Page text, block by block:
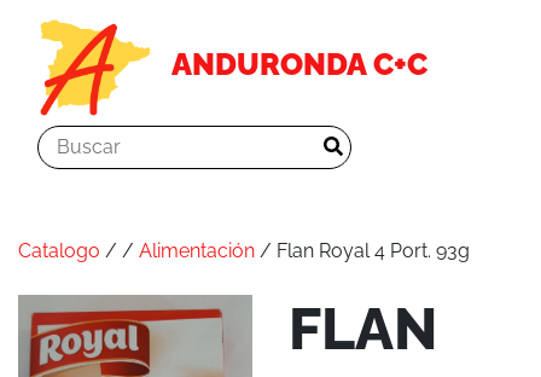
ANDURONDA C+C
Catalogo / / Alimentación / Flan Royal 4 Port. 93g
FLAN